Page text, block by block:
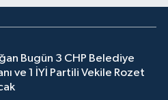
Bugün 3 CHP Belediye
ve 1 İYİ Partili Vekile Rozet